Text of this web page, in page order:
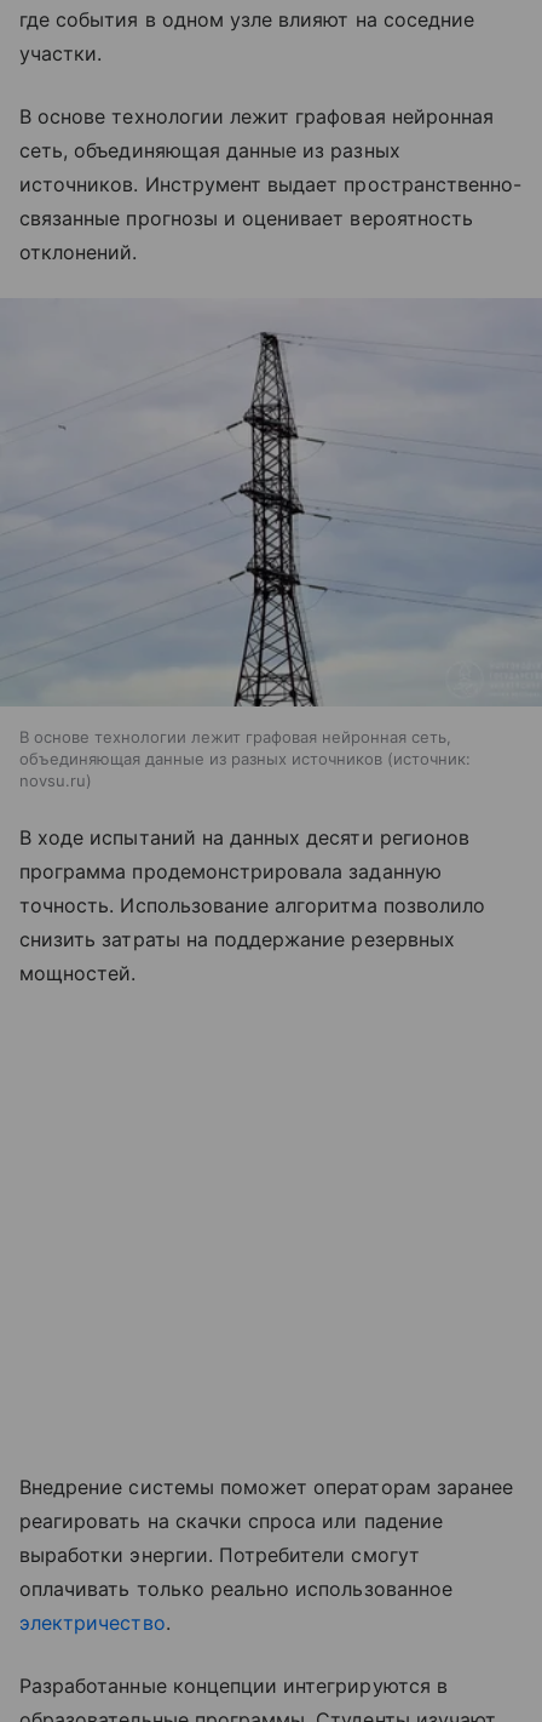
где события в одном узле влияют на соседние
участки.
В основе технологии лежит графовая нейронная
сеть, объединяющая данные из разных
источников. Инструмент выдает пространственно-
связанные прогнозы и оценивает вероятность
отклонений.
В основе технологии лежит графовая нейронная сеть,
объединяющая данные из разных источников
источник:
novsu.ru
В ходе испытаний на данных десяти регионов
программа продемонстрировала заданную
точность. Использование алгоритма позволило
снизить затраты на поддержание резервных
мощностей.
Внедрение системы поможет операторам заранее
реагировать на скачки спроса или падение
выработки энергии. Потребители смогут
оплачивать только реально использованное
электричество.
Разработанные концепции интегрируются в